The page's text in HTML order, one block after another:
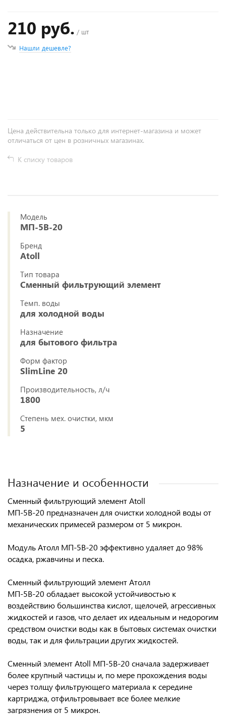
210 руб. / шт
Нашли дешевле?
Цена действительна только для интернет-магазина и может
отличаться от цен в розничных магазинах.
К списку товаров
Модель
МП-5В-20
Бренд
Atoll
Тип товара
Сменный фильтрующий элемент
Темп. воды
для холодной воды
Назначение
для бытового фильтра
Форм фактор
SlimLine 20
Производительность, л/ч
1800
Степень мех. очистки, мкм
5
Назначение и особенности
Сменный фильтрующий элемент Atoll
МП-5В-20 предназначен для очистки холодной воды от
механических примесей размером от 5 микрон.
Модуль Атолл МП-5В-20 эффективно удаляет до 98%
осадка, ржавчины и песка.
Сменный фильтрующий элемент Атолл
МП-5В-20 обладает высокой устойчивостью к
воздействию большинства кислот, щелочей, агрессивных
жидкостей и газов, что делает их идеальным и недорогим
средством очистки воды как в бытовых системах очистки
воды, так и для фильтрации других жидкостей.
Сменный элемент Atoll МП-5В-20 сначала задерживает
более крупный частицы и, по мере прохождения воды
через толщу фильтрующего материала к середине
картриджа, отфильтровывает все более мелкие
загрязнения от 5 микрон.